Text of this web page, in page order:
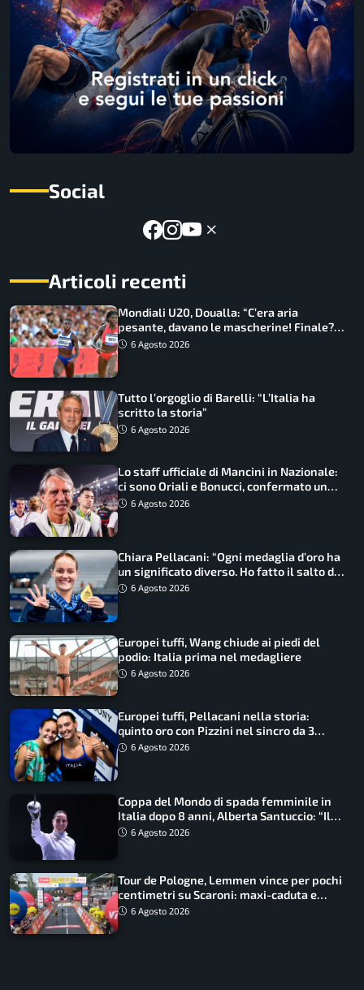
Social
Articoli recenti
Mondiali U20, Doualla: “C’era aria
pesante, davano le mascherine! Finale?
Non ho nulla da perdere”
6 Agosto 2026
Tutto l’orgoglio di Barelli: “L’Italia ha
scritto la storia”
6 Agosto 2026
Lo staff ufficiale di Mancini in Nazionale:
ci sono Oriali e Bonucci, confermato un
ritorno
6 Agosto 2026
Chiara Pellacani: “Ogni medaglia d’oro ha
un significato diverso. Ho fatto il salto di
qualità”
6 Agosto 2026
Europei tuffi, Wang chiude ai piedi del
podio: Italia prima nel medagliere
6 Agosto 2026
Europei tuffi, Pellacani nella storia:
quinto oro con Pizzini nel sincro da 3
metri
6 Agosto 2026
Coppa del Mondo di spada femminile in
Italia dopo 8 anni, Alberta Santuccio: “Il
lavoro dà sempre i suoi frutti”
6 Agosto 2026
Tour de Pologne, Lemmen vince per pochi
centimetri su Scaroni: maxi-caduta e
tappa accorciata
6 Agosto 2026